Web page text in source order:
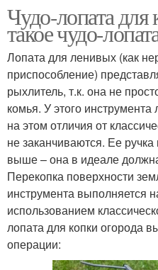
Чудо-лопата
такое чудо-
Лопата для ленивых (как
приспособление)
рыхлитель, т.к. она не
комья. У этого инструмента
на этом отличия от
не заканчиваются. Ее
выше – она в идеале
Перекопка поверхности
инструмента выполняется
использованием
лопата для копки огорода
операции: